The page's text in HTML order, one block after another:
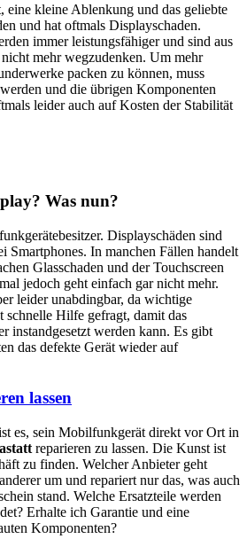
eine kleine Ablenkung und das geliebte
und hat oftmals Displayschaden.
immer leistungsfähiger und sind aus
mehr wegzudenken. Um mehr
packen zu können, muss
und die übrigen Komponenten
leider auch auf Kosten der Stabilität
Was nun?
Displayschäden sind
Smartphones. In manchen Fällen handelt
Glasschaden und der Touchscreen
jedoch geht einfach gar nicht mehr.
leider unabdingbar, da wichtige
schnelle Hilfe gefragt, damit das
instandgesetzt werden kann. Es gibt
das defekte Gerät wieder auf
lassen
es, sein Mobilfunkgerät direkt vor Ort in
reparieren zu lassen. Die Kunst ist
zu finden. Welcher Anbieter geht
um und repariert nur das, was auch
stand. Welche Ersatzteile werden
Erhalte ich Garantie und eine
Komponenten?